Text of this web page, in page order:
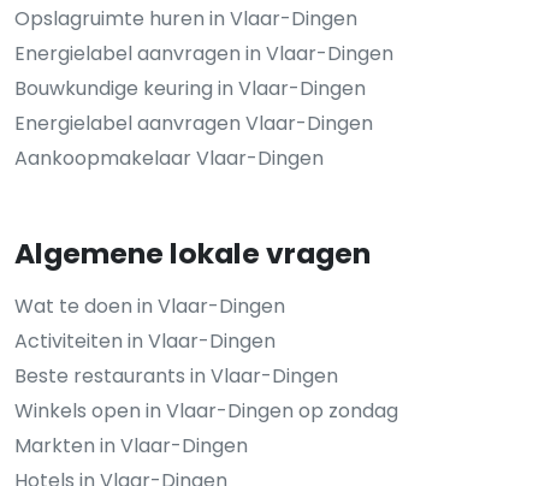
Opslagruimte huren in Vlaar-Dingen
Energielabel aanvragen in Vlaar-Dingen
Bouwkundige keuring in Vlaar-Dingen
Energielabel aanvragen Vlaar-Dingen
Aankoopmakelaar Vlaar-Dingen
Algemene lokale vragen
Wat te doen in Vlaar-Dingen
Activiteiten in Vlaar-Dingen
Beste restaurants in Vlaar-Dingen
Winkels open in Vlaar-Dingen op zondag
Markten in Vlaar-Dingen